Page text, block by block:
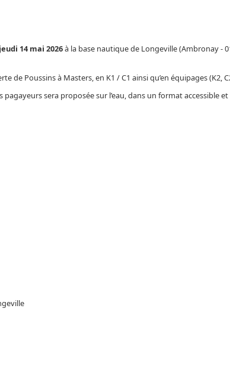
jeudi 14 mai 2026à la base nautique de Longeville (Ambronay
de Poussins à Masters, en K1 / C1 ainsi qu’en équipages (K2,
sera proposée sur l’eau, dans un format accessible